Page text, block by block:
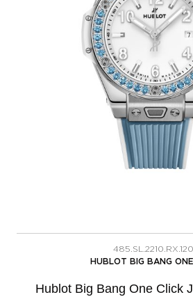
HUBLOT BIG BANG
Hublot Big Bang One Click